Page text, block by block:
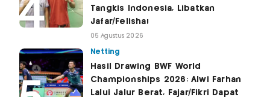
Tangkis Indonesia, Libatkan
Jafar/Felisha!
05 Agustus 2026
Netting
Hasil Drawing BWF World
Championships 2026: Alwi Farhan
Lalui Jalur Berat, Fajar/Fikri Dapat